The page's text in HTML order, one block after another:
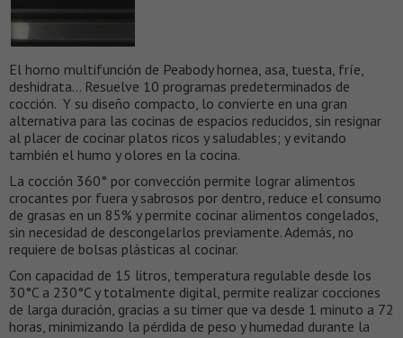
El horno multifunción de Peabody hornea, asa, tuesta, fríe,
deshidrata… Resuelve 10 programas predeterminados de
cocción. Y su diseño compacto, lo convierte en una gran
alternativa para las cocinas de espacios reducidos, sin resignar
al placer de cocinar platos ricos y saludables; y evitando
también el humo y olores en la cocina.
La cocción 360° por convección permite lograr alimentos
crocantes por fuera y sabrosos por dentro, reduce el consumo
de grasas en un 85% y permite cocinar alimentos congelados,
sin necesidad de descongelarlos previamente. Además, no
requiere de bolsas plásticas al cocinar.
Con capacidad de 15 litros, temperatura regulable desde los
30°C a 230°C y totalmente digital, permite realizar cocciones
de larga duración, gracias a su timer que va desde 1 minuto a 72
horas, minimizando la pérdida de peso y humedad durante la